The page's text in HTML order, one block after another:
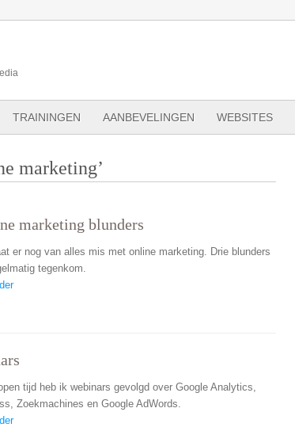
TRAININGEN AANBEVELINGEN WEBSITES
marketing’
marketing blunders
er nog van alles mis met online marketing. Drie blunders
tegenkom.
tijd heb ik webinars gevolgd over Google Analytics,
Zoekmachines en Google AdWords.